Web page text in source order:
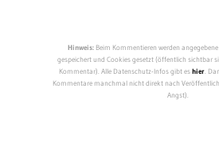
Hinweis:Beim Kommentieren werden angegebene
gespeichert und Cookies gesetzt (öffentlich sichtbar
Kommentar). Alle Datenschutz-Infos gibt eshier.
Kommentare manchmal nicht direkt nach
Angst).